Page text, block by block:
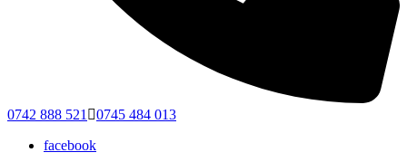
0742 888 521
0745 484 013
facebook